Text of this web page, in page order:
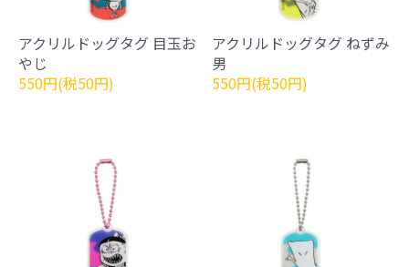
アクリルドッグタグ 目玉お
やじ
550円(税50円)
アクリルドッグタグ ねずみ
男
550円(税50円)